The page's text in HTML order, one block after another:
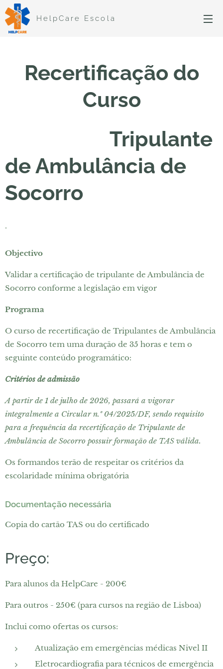
HelpCare Escola
Recertificação do
Curso
Tripulante
de Ambulância de
Socorro
.
Objectivo
Validar a certificação de tripulante de Ambulância de
Socorro conforme a legislação em vigor
Programa
O curso de recertificação de Tripulantes de Ambulância
de Socorro tem uma duração de 35 horas e tem o
seguinte conteúdo programático:
Critérios de admissão
A partir de 1 de julho de 2026, passará a vigorar
integralmente a Circular n.º 04/2025/DF, sendo requisito
para a frequência da recertificação de Tripulante de
Ambulância de Socorro possuir formação de TAS válida.
Os formandos terão de respeitar os critérios da
escolaridade mínima obrigatória
Documentação necessária
Copia do cartão TAS ou do certificado
Preço:
Para alunos da HelpCare - 200€
Para outros - 250€ (para cursos na região de Lisboa)
Inclui como ofertas os cursos:
Atualização em emergências médicas Nivel II
Eletrocardiografia para técnicos de emergência